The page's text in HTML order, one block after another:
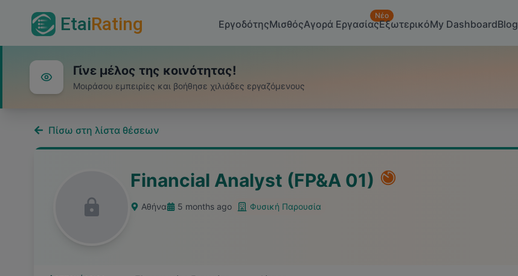
EtaiRating ΕργοδότηςΜισθόςΑγορά Εργασίας
Νέο
ΕξωτερικόMy DashboardBlog
Γίνε μέλος της κοινότητας!
Μοιράσου εμπειρίες και βοήθησε χιλιάδες εργαζόμενους
Πίσω στη λίστα θέσεων
Financial Analyst (FP&A 01)
Αθήνα 5 months ago Φυσική Παρουσία